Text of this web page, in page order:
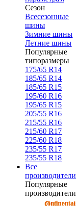
Сезон
Всесезонные
шины
Зимние шины
Летние шины
Популярные
типоразмеры
175/65 R14
185/65 R14
185/65 R15
195/60 R16
195/65 R15
205/55 R16
215/55 R16
215/60 R17
225/60 R18
235/55 R17
235/55 R18
Все
производители
Популярные
производители